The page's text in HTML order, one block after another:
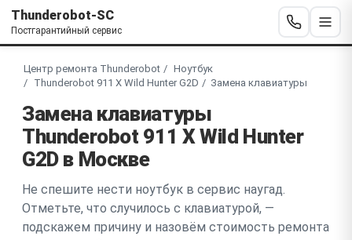
Thunderobot-SC
Постгарантийный сервис
Центр ремонта Thunderobot
Ноутбук
Thunderobot 911 X Wild Hunter G2D
Замена клавиатуры
Замена клавиатуры
Thunderobot 911 X Wild Hunter
G2D в Москве
Не спешите нести ноутбук в сервис наугад.
Отметьте, что случилось с клавиатурой, —
подскажем причину и назовём стоимость ремонта